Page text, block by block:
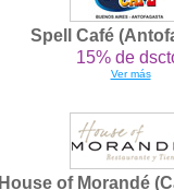
Spell Café
15% de
Ver más
House of Morandé